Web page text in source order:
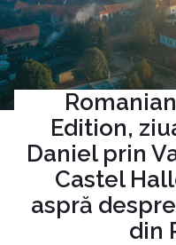
Edition,
Daniel prin
Castel
aspră
din